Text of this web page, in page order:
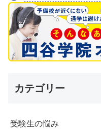
カテゴリー
受験生の悩み